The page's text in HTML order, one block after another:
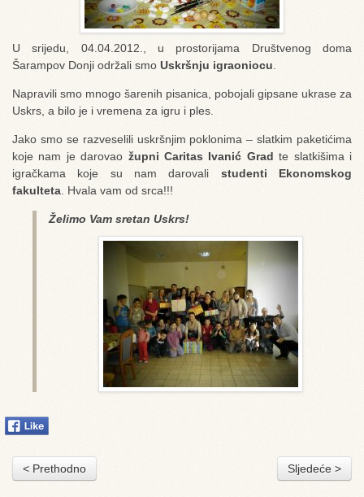
U srijedu, 04.04.2012., u prostorijama Društvenog doma
Šarampov Donji održali smo Uskršnju igraoniocu
Napravili smo mnogo šarenih pisanica, pobojali gipsane ukrase za
Uskrs, a bilo je i vremena za igru i ples.
Jako smo se razveselili uskršnjim poklonima – slatkim paketićima
koje nam je darovao župni Caritas Ivanić Grad te slatkišima i
igračkama koje su nam darovali studenti Ekonomskog
fakulteta . Hvala vam od srca!!!
Želimo Vam sretan Uskrs!
< Prethodno Sljedeće >